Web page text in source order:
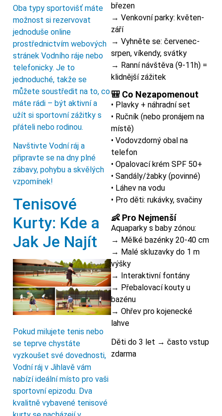
Oba typy sportovišť máte
možnost si rezervovat
jednoduše online
prostřednictvím webových
stránek Vodního ráje nebo
telefonicky. Je to
jednoduché, takže se
můžete soustředit na to, co
máte rádi – být aktivní a
užít si sportovní zážitky s
přáteli nebo rodinou.
Navštivte Vodní ráj a
připravte se na dny plné
zábavy, pohybu a skvělých
vzpomínek!
Tenisové
Kurty: Kde a
Jak Je Najít
Pokud milujete tenis nebo
se teprve chystáte
vyzkoušet své dovednosti,
Vodní ráj v Jihlavě vám
nabízí ideální místo pro vaši
sportovní epizodu. Dva
kvalitně vybavené tenisové
březen
→ Venkovní parky: květen-
září
→ Vyhněte se: červenec-
srpen, víkendy, svátky
→ Ranní návštěva (9-11h) =
klidnější zážitek
🎒 Co Nezapomenout
• Plavky + náhradní set
• Ručník (nebo pronájem na
místě)
• Vodovzdorný obal na
telefon
• Opalovací krém SPF 50+
• Sandály/žabky (povinné)
• Láhev na vodu
• Pro děti: rukávky, svačiny
👶 Pro Nejmenší
Aquaparky s baby zónou:
→ Mělké bazénky 20-40 cm
→ Malé skluzavky do 1 m
výšky
→ Interaktivní fontány
→ Přebalovací kouty u
bazénu
→ Ohřev pro kojenecké
lahve
Děti do 3 let → často vstup
zdarma